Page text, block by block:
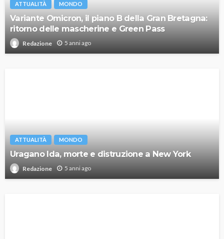
ATTUALITÀ MONDO
Variante Omicron, il piano B della Gran Bretagna:
ritorno delle mascherine e Green Pass
Redazione 5 anni ago
ATTUALITÀ MONDO
Uragano Ida, morte e distruzione a New York
Redazione 5 anni ago